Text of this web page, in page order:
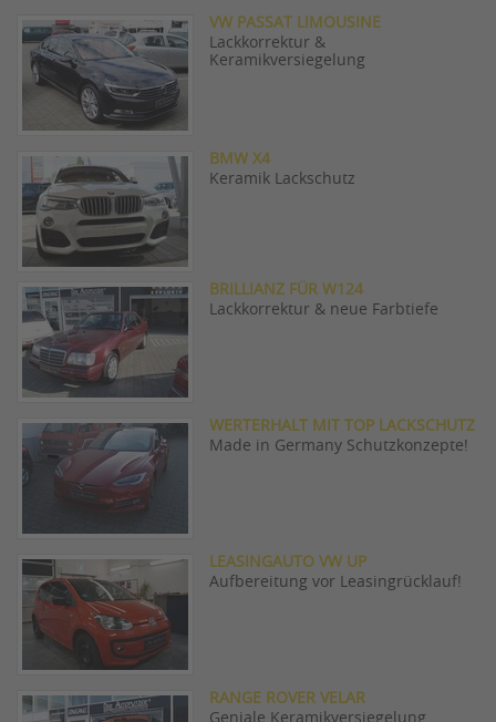
VW PASSAT LIMOUSINE
Lackkorrektur &
Keramikversiegelung
BMW X4
Keramik Lackschutz
BRILLIANZ FÜR W124
Lackkorrektur & neue Farbtiefe
WERTERHALT MIT TOP LACKSCHUTZ
Made in Germany Schutzkonzepte!
LEASINGAUTO VW UP
Aufbereitung vor Leasingrücklauf!
RANGE ROVER VELAR
Geniale Keramikversiegelung